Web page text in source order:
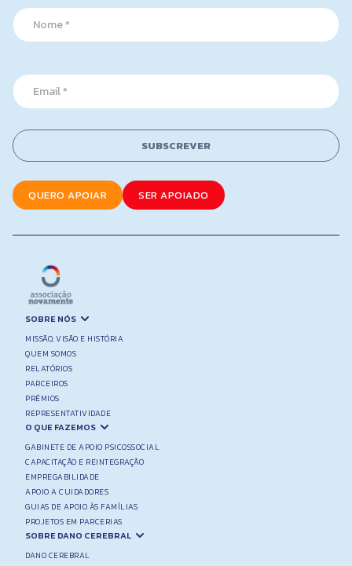
*
N
e
N
a
m
E
m
a
l
*
SUBSCREVER
QUERO APOIAR SER APOIADO
SOBRE NÓS
MISSÃO, VISÃO E HISTÓRIA
QUEM SOMOS
RELATÓRIOS
PARCEIROS
PRÉMIOS
REPRESENTATIVIDADE
O QUE FAZEMOS
GABINETE DE APOIO PSICOSSOCIAL
CAPACITAÇÃO E REINTEGRAÇÃO
EMPREGABILIDADE
APOIO A CUIDADORES
GUIAS DE APOIO ÀS FAMÍLIAS
PROJETOS EM PARCERIAS
SOBRE DANO CEREBRAL
DANO CEREBRAL